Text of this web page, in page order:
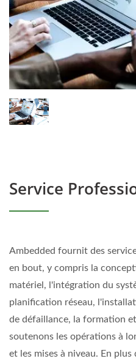
Service
Ambedded fournit des
en bout, y compris la
matériel, l'intégration du
planification réseau,
de défaillance, la formation
soutenons les opérations à
et les mises à niveau. En